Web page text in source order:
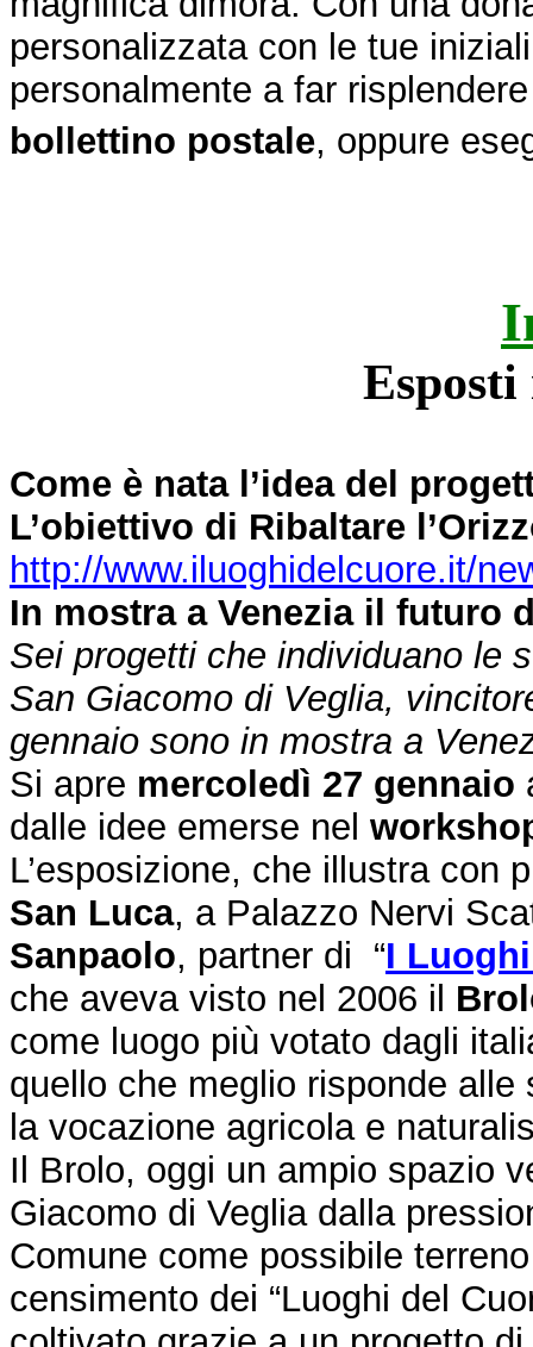
personalizzata con le tue
personalmente a far
bollettino postale, oppure
Come è nata l’idea del
L’obiettivo di Ribaltare
http://www.iluoghidelcuore.it/
In mostra a Venezia il futuro
Sei progetti che individuano le
San Giacomo di Veglia,
gennaio sono in mostra a
Si apre mercoledì 27 gennaio
dalle idee emerse nel
L’esposizione, che illustra
San Luca, a Palazzo Nervi
Sanpaolo, partner di “I
che aveva visto nel 2006 il
come luogo più votato dagli
quello che meglio risponde
la vocazione agricola e
Il Brolo, oggi un ampio spazio
Giacomo di Veglia dalla
Comune come possibile
censimento dei “Luoghi del